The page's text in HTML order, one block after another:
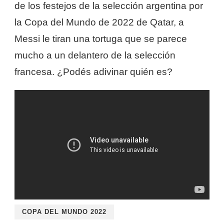
de los festejos de la selección argentina por
la Copa del Mundo de 2022 de Qatar, a
Messi le tiran una tortuga que se parece
mucho a un delantero de la selección
francesa. ¿Podés adivinar quién es?
COPA DEL MUNDO 2022